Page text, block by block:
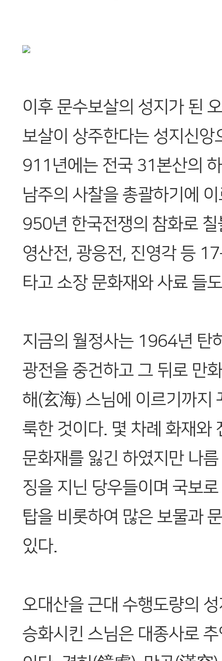
이후 문수보살의 성지가 된
보살이 상주한다는 성지신
911년에는 전국 31본산의
남주의 사찰을 총괄하기에
950년 한국전쟁의 참화로
영산전, 광응전, 진영각 등
타고 소장 문화재와 사료 들
지금의 월정사는 1964년 탄
광전을 중건하고 그 뒤로 만
해(玄海) 스님에 이르기까지
룩한 것이다. 몇 차례 화재와
문화재를 잃긴 하였지만 나
징을 지닌 당우들이며 국보
탑을 비롯하여 많은 보물과
있다.
오대산을 근대 수행도량의
승화시킨 스님은 대종사로